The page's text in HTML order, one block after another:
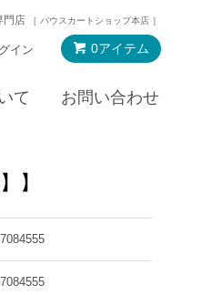
門店 ［ パウスカートショップ本店 ］
0アイテム
イン
て お問い合わせ
】